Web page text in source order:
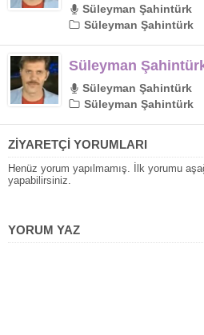
Süleyman Şahintürk
Süleyman Şahintürk
Süleyman
Süleyman Şahintürk
Süleyman Şahintürk
ZİYARETÇİ YORUMLARI
Henüz yorum yapılmamış. İlk yorumu
yapabilirsiniz.
YORUM YAZ